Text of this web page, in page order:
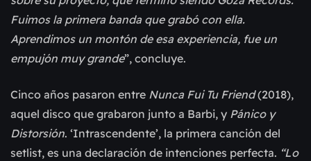
Fuimos la primera banda que grabó con ella.
Aprendimos un montón de esa experiencia, fue un
empujón muy grande”, concluye.
Cinco años pasaron entre Nunca Fui Tu Friend(2018),
aquel disco que grabaron junto a Barbi, y Pánico y
Distorsión. ‘Intrascendente’, la primera canción del
setlist, es una declaración de intenciones perfecta. “Lo